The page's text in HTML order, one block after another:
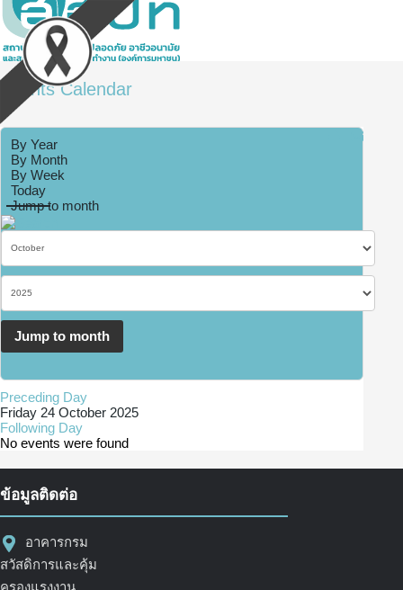
Events Calendar
By Year
By Month
By Week
Today
Jump to month
Jump to month
Preceding Day
Friday 24 October 2025
Following Day
No events were found
ข้อมูลติดต่อ
อาคารกรม
สวัสดิการและคุ้ม
ครองแรงงาน